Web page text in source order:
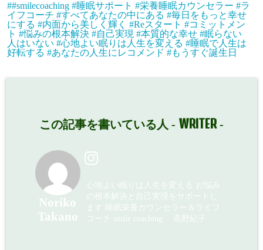
array key
"Twitter" in
/home/emma
ns/sns-count-
cache/sns-
#smilecoaching #睡眠サポート #栄養睡眠カウンセラー #ラ
イフコーチ #すべてあなたの中にある #毎日をもっと幸せ
にする #内面から美しく輝く #Reスタート #コミットメン
ト #悩みの根本解決 #自己実現 #本質的な幸せ #眠らない
人はいない #心地よい眠りは人生を変える #睡眠で人生は
好転する #あなたの人生にレコメンド #もうすぐ誕生日
この記事を書いている人 - WRITER-
Noriko
Takano
心地よい眠りは人生を変える お悩み
の根本解決と自己実現をサポートし
ます 睡眠栄養カウンセラー＆ライフ
コーチ smile coaching 高野紀子